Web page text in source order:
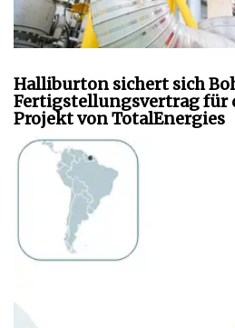
Halliburton sichert sich
Fertigstellungsvertrag für
Projekt von TotalEnergies